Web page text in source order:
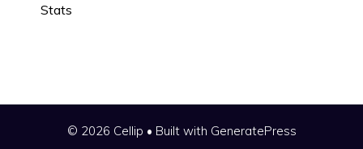
Stats
© 2026 Cellip • Built with GeneratePress